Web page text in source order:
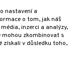
vystavit kupujícímu
u správce daně
do 48 hodin.
nastavení a
o tom, jak náš
inzerci a analýzy,
mohou zkombinovat s
získali v důsledku toho,